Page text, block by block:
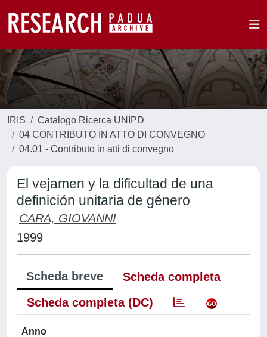
IRIS
Catalogo Ricerca UNIPD
04 CONTRIBUTO IN ATTO DI CONVEGNO
04.01 - Contributo in atti di convegno
El vejamen y la dificultad de una
definición unitaria de género
CARA, GIOVANNI
1999
Scheda breve
Scheda completa
Scheda completa (DC)
Anno